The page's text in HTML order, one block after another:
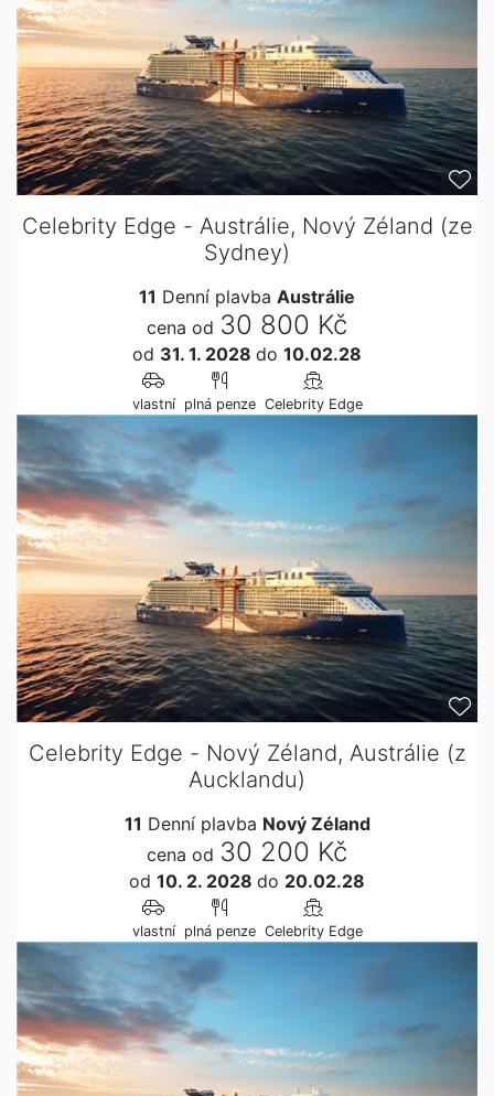
Celebrity Edge - Austrálie, Nový Zéland (ze
Sydney)
11 Denní plavba Austrálie
cena od 30 800 Kč
od 31. 1. 2028 do 10.02.28
vlastní plná penze Celebrity Edge
Celebrity Edge - Nový Zéland, Austrálie (z
Aucklandu)
11 Denní plavba Nový Zéland
cena od 30 200 Kč
od 10. 2. 2028 do 20.02.28
vlastní plná penze Celebrity Edge